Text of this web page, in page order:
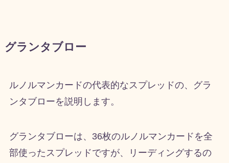
グランタブロー
ルノルマンカードの代表的なスプレッドの、グラ
ンタブローを説明します。
グランタブローは、36枚のルノルマンカードを全
部使ったスプレッドですが、リーディングするの